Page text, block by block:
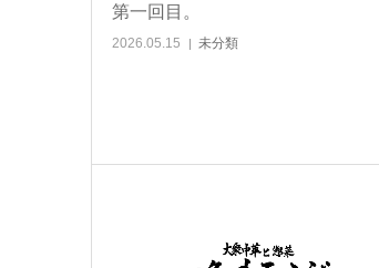
第一回目。
2026.05.15 未分類